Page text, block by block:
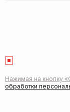
Нажимая на кнопку
обработки